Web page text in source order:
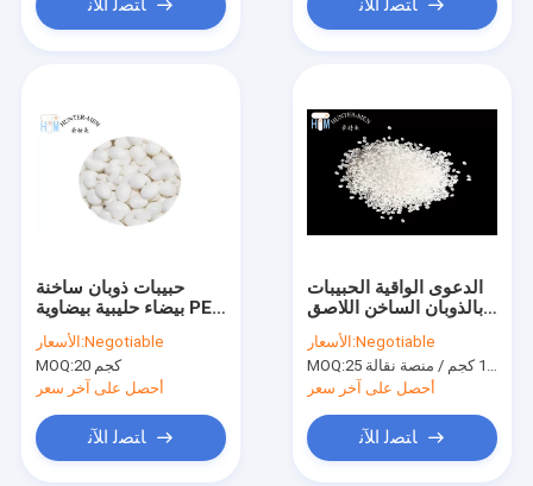
ﺎﺘﺼﻟ ﺍﻶﻧ ﺎﺘﺼﻟ ﺍﻶﻧ
حبيبات ذوبان ساخنة
بيضاء حليبية بيضاوية PES
الأسعار:Negotiable
MOQ:
20 كجم
أحصل على آخر سعر
ﺎﺘﺼﻟ ﺍﻶﻧ
الدعوى الواقية الحبيبات
بالذوبان الساخن اللاصق
بنفايات Edgebander
Glue Pellets
الأسعار:Negotiable
MOQ:
أحصل على آخر سعر
ﺎﺘﺼﻟ ﺍﻶﻧ